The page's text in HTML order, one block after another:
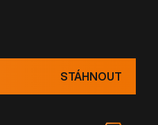
STÁHNOUT